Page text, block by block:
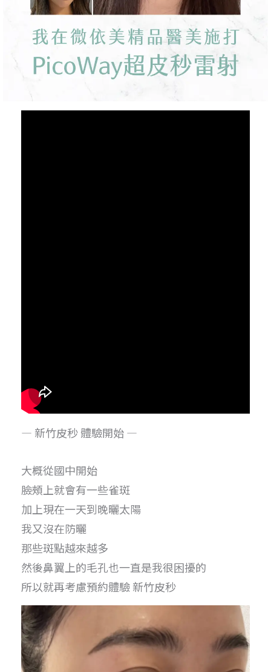
— 新竹皮秒 體驗開始 —
大概從國中開始
臉頰上就會有一些雀斑
加上現在一天到晚曬太陽
我又沒在防曬
那些斑點越來越多
然後鼻翼上的毛孔也一直是我很困擾的
所以就再考慮預約體驗 新竹皮秒